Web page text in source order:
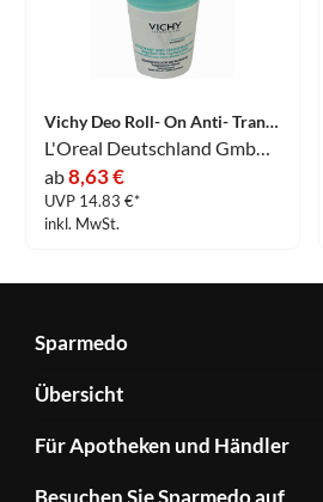
Vichy Deo Roll- On Anti- Transpirant 48h Stift 50 ml
L'Oreal Deutschland GmbH GeschÃ¤ftsbereich VICHY
ab8,63 €
UVP 14.83 €*
inkl. MwSt.
Sparmedo
Über
Sparmedo
FAQ
Kontakt
Übersicht
Herstellerverzeichnis
Produkte
Für Apotheken und Händler
Besuchen Sie Sparmedo auf